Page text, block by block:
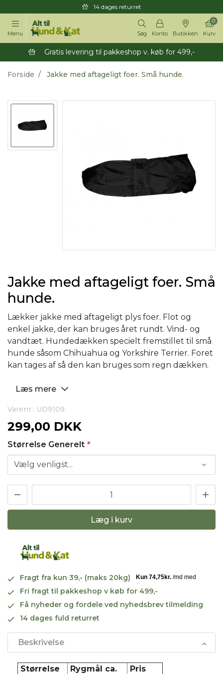
14 dages returret
Menu Søg Konto Butikken Kurv
0
Gratis levering til pakkeshop v. køb for 499,-
Forside Jakke med aftageligt foer. Små hunde.
Jakke med aftageligt foer. Små
hunde.
Lækker jakke med aftageligt plys foer. Flot og
enkel jakke, der kan bruges året rundt. Vind- og
vandtæt. Hundedækken specielt fremstillet til små
hunde såsom Chihuahua og Yorkshire Terrier. Foret
kan tages af så den kan bruges som regn dækken.
Læs mere
Varenr.: UD9109
299,00 DKK
Størrelse Generelt *
Læg i kurv
Fragt fra kun 39,- (maks 20kg)
Fri fragt til pakkeshop v køb for 499,-
Få nyheder og fordele ved nyhedsbrev tilmelding
14 dages fuld returret
Beskrivelse
Størrelse Rygmål ca.
Pris